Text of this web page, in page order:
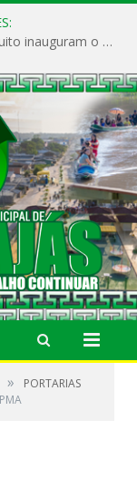
Prefeito Vivaldo Mendes e vice-prefeito Quito inauguram o CAPS e fortalecem a saúde pública em Anajás.
»
PORTARIAS